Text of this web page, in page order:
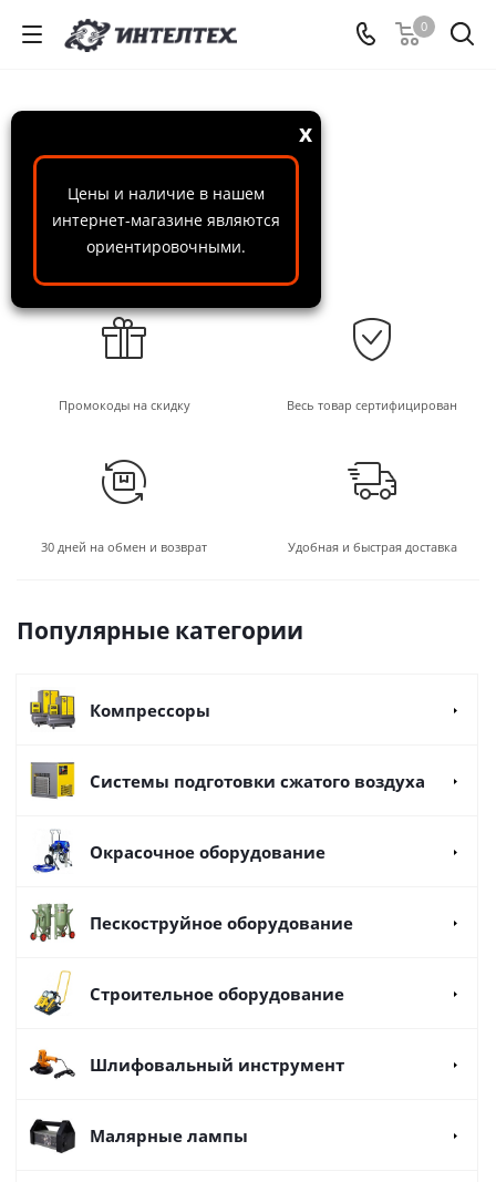
Цены и наличие в нашем
интернет-магазине являются
ориентировочными.
x
0
Промокоды на скидку Весь товар сертифицирован
30 дней на обмен и возврат Удобная и быстрая доставка
Популярные категории
Компрессоры
Системы подготовки сжатого воздуха
Окрасочное оборудование
Пескоструйное оборудование
Строительное оборудование
Шлифовальный инструмент
Малярные лампы